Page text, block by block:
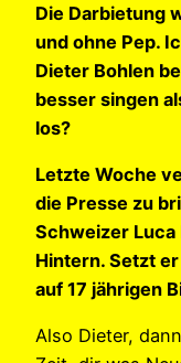
Die Darbietung
und ohne Pep.
Dieter Bohlen
besser singen
los?
Letzte Woche
die Presse zu
Schweizer Luca
Hintern. Setzt
auf 17 jährigen
Also Dieter,